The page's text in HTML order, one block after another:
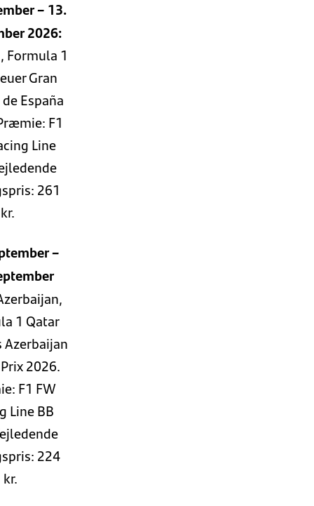
– 13.
2026:
Formula 1
Gran
España
F1
Line
261
kr.
–
1 Qatar
2026.
F1 FW
Line BB
224
kr.